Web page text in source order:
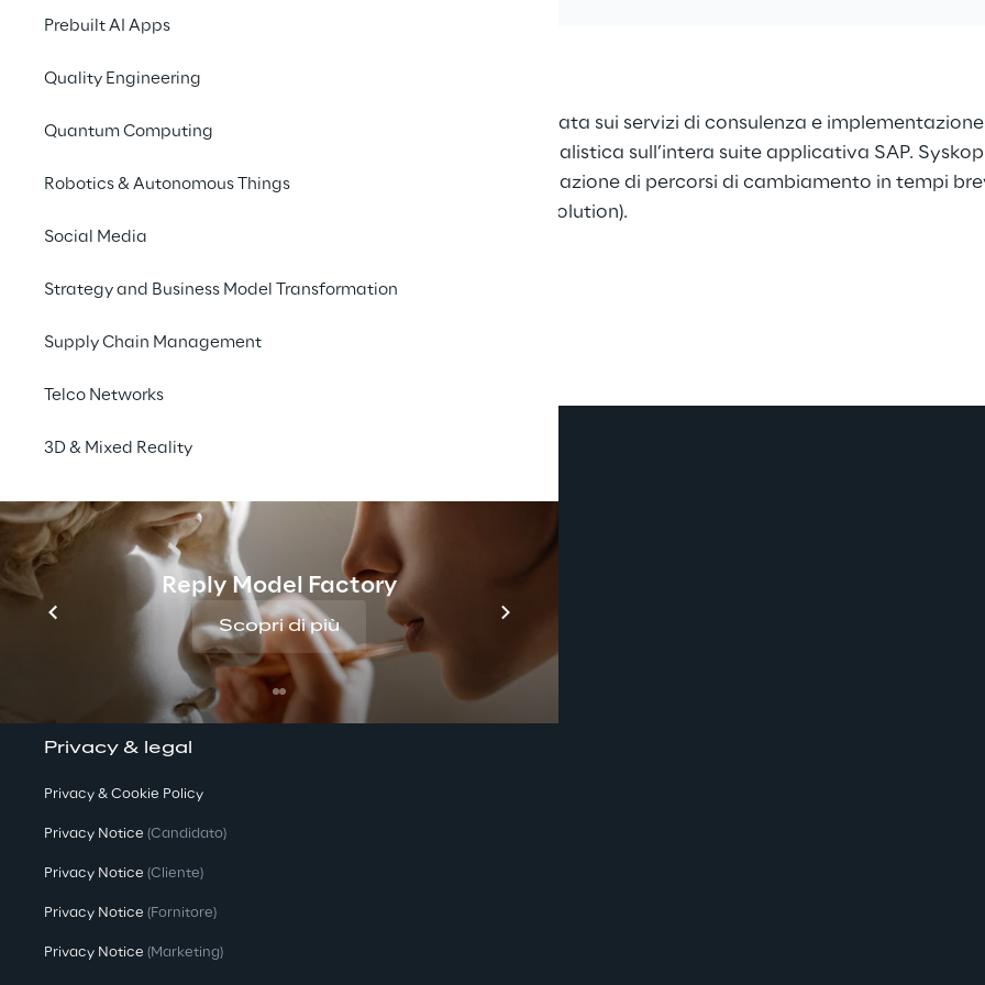
Prebuilt AI Apps
Quality Engineering
Quantum Computing
Robotics & Autonomous Things
Social Media
Strategy and Business Model Transformation
Supply Chain Management
Telco Networks
3D & Mixed Reality
Reply Model Factory
Scopri di più
Syskoplan Reply
Syskoplan Reply è la società del gruppo Reply focalizzata sui servizi di consulenza e
al Mercato Medium & Large Enterprise un’offerta specialistica sull’intera suite applicativa SAP.
attraverso processi di business, nella definizione e attuazione di percorsi di cambiamento in tempi
obiettivi, flessibilità e business performance (Digital Evolution).
We are
Company Profile
Offices
Privacy & legal
Privacy & Cookie Policy
Privacy Notice (Candidato)
Privacy Notice (Cliente)
Privacy Notice (Fornitore)
Privacy Notice (Marketing)